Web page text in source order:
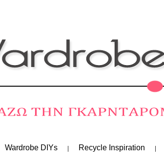
Wardrobe DIYs Recycle Inspiration